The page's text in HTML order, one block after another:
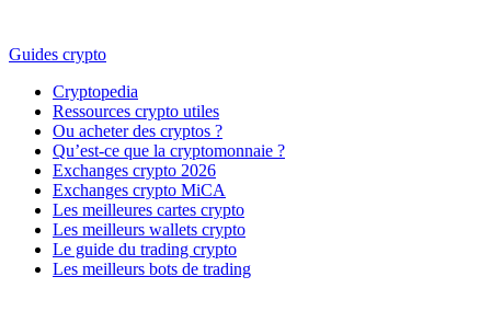
Guides crypto
Cryptopedia
Ressources crypto utiles
Ou acheter des cryptos ?
Qu’est-ce que la cryptomonnaie ?
Exchanges crypto 2026
Exchanges crypto MiCA
Les meilleures cartes crypto
Les meilleurs wallets crypto
Le guide du trading crypto
Les meilleurs bots de trading